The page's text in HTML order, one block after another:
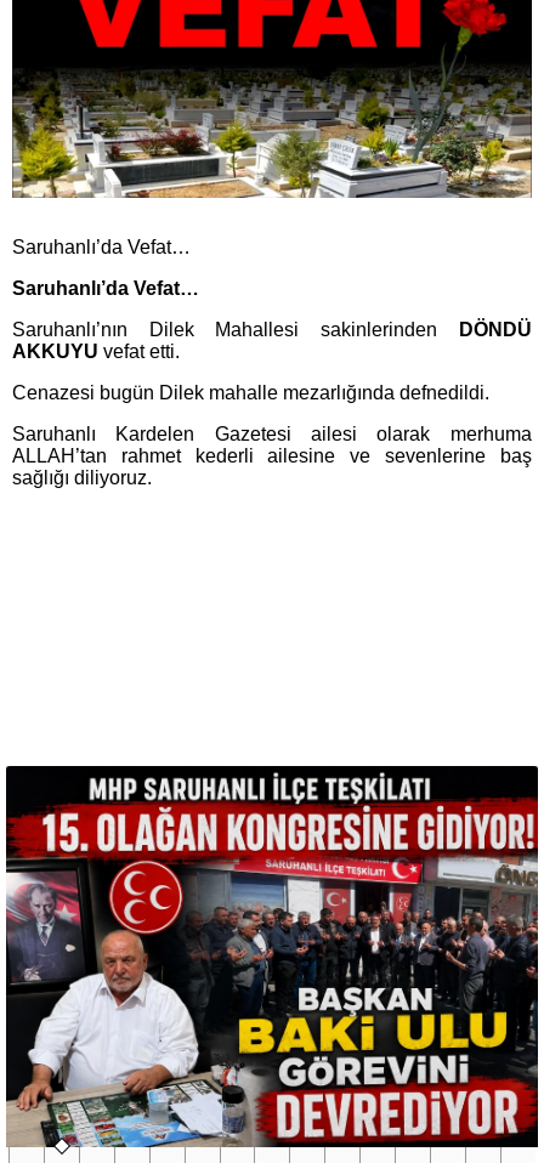
Saruhanlı’da Vefat…
Saruhanlı’da Vefat…
Saruhanlı’nın Dilek Mahallesi sakinlerinden
DÖNDÜ
AKKUYU vefat etti.
Cenazesi bugün Dilek mahalle mezarlığında defnedildi.
Saruhanlı Kardelen Gazetesi ailesi olarak merhuma
ALLAH’tan rahmet kederli ailesine ve sevenlerine baş
sağlığı diliyoruz.